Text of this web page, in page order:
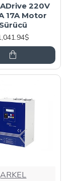
220V
17A Motor
Sürücü
ARKEL